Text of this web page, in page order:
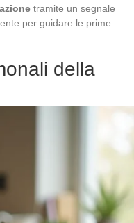
tramite un segnale
per guidare le prime
della